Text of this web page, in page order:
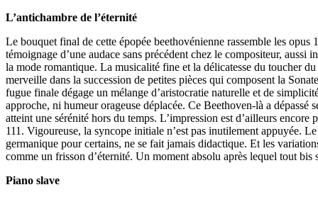
L’antichambre de l’éternité
Le bouquet final de cette épopée beethovénienne rassemble les opus
témoignage d’une audace sans précédent chez le compositeur, aussi
la mode romantique. La musicalité fine et la délicatesse du toucher
merveille dans la succession de petites pièces qui composent la
fugue finale dégage un mélange d’aristocratie naturelle et de
approche, ni humeur orageuse déplacée. Ce Beethoven-là a dépassé
atteint une sérénité hors du temps. L’impression est d’ailleurs encore
111. Vigoureuse, la syncope initiale n’est pas inutilement appuyée.
germanique pour certains, ne se fait jamais didactique. Et les
comme un frisson d’éternité. Un moment absolu après lequel tout bis
Piano slave